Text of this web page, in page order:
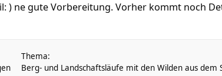
) ne gute Vorbereitung. Vorher kommt noch
Thema:
Berg- und Landschaftsläufe mit den Wilden aus dem